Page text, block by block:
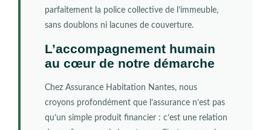
parfaitement la police collective de l’immeuble,
sans doublons ni lacunes de couverture.
L’accompagnement humain
au cœur de notre démarche
Chez Assurance Habitation Nantes, nous
croyons profondément que l’assurance n’est pas
qu’un simple produit financier : c’est une relation